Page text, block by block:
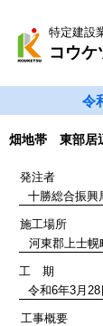
特定建設
コウケ
畑地帯 東部居
発注者
十勝総合振
施工場所
河東郡上士幌
工 期
令和6年3月28
工事概要
令